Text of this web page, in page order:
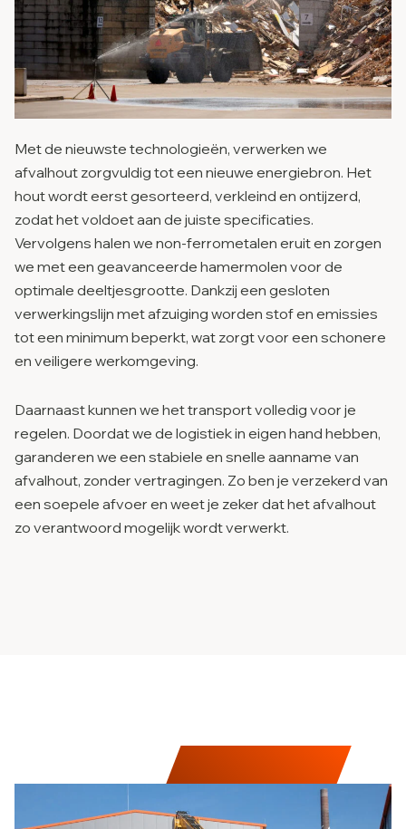
Met de nieuwste technologieën, verwerken we
afvalhout zorgvuldig tot een nieuwe energiebron. Het
hout wordt eerst gesorteerd, verkleind en ontijzerd,
zodat het voldoet aan de juiste specificaties.
Vervolgens halen we non-ferrometalen eruit en zorgen
we met een geavanceerde hamermolen voor de
optimale deeltjesgrootte. Dankzij een gesloten
verwerkingslijn met afzuiging worden stof en emissies
tot een minimum beperkt, wat zorgt voor een schonere
en veiligere werkomgeving.
Daarnaast kunnen we het transport volledig voor je
regelen. Doordat we de logistiek in eigen hand hebben,
garanderen we een stabiele en snelle aanname van
afvalhout, zonder vertragingen. Zo ben je verzekerd van
een soepele afvoer en weet je zeker dat het afvalhout
zo verantwoord mogelijk wordt verwerkt.